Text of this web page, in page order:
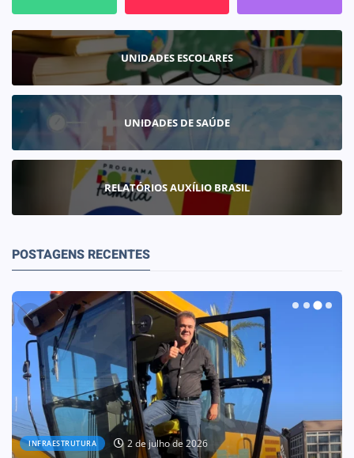
UNIDADES ESCOLARES
UNIDADES DE SAÚDE
RELATÓRIOS AUXÍLIO BRASIL
POSTAGENS RECENTES
OBRAS 30 de junho de 2026